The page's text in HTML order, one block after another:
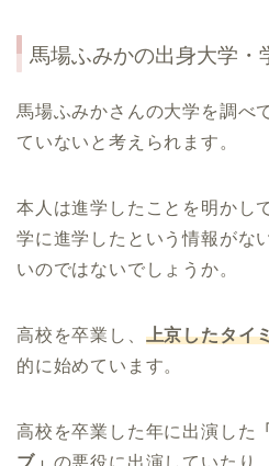
馬場ふみかの出身大学・
馬場ふみかさんの大学を調べ
ていないと考えられます。
本人は進学したことを明かし
学に進学したという情報がな
いのではないでしょうか。
高校を卒業し、 上京したタイ
的に始めています。
高校を卒業した年に出演した
ブ」 の悪役に出演していたり